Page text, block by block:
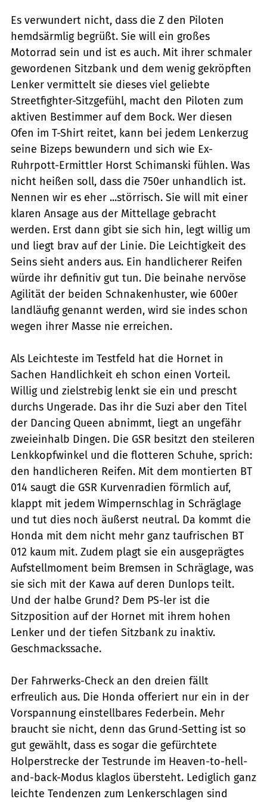
Es verwundert nicht, dass die Z den Piloten
hemdsärmlig begrüßt. Sie will ein großes
Motorrad sein und ist es auch. Mit ihrer schmaler
gewordenen Sitzbank und dem wenig gekröpften
Lenker vermittelt sie dieses viel geliebte
Streetfighter-Sitzgefühl, macht den Piloten zum
aktiven Bestimmer auf dem Bock. Wer diesen
Ofen im T-Shirt reitet, kann bei jedem Lenkerzug
seine Bizeps bewundern und sich wie Ex-
Ruhrpott-Ermittler Horst Schimanski fühlen. Was
nicht heißen soll, dass die 750er unhandlich ist.
Nennen wir es eher ...störrisch. Sie will mit einer
klaren Ansage aus der Mittellage gebracht
werden. Erst dann gibt sie sich hin, legt willig um
und liegt brav auf der Linie. Die Leichtigkeit des
Seins sieht anders aus. Ein handlicherer Reifen
würde ihr definitiv gut tun. Die beinahe nervöse
Agilität der beiden Schnakenhuster, wie 600er
landläufig genannt werden, wird sie indes schon
wegen ihrer Masse nie erreichen.
Als Leichteste im Testfeld hat die Hornet in
Sachen Handlichkeit eh schon einen Vorteil.
Willig und zielstrebig lenkt sie ein und prescht
durchs Ungerade. Das ihr die Suzi aber den Titel
der Dancing Queen abnimmt, liegt an ungefähr
zweieinhalb Dingen. Die GSR besitzt den steileren
Lenkkopfwinkel und die flotteren Schuhe, sprich:
den handlicheren Reifen. Mit dem montierten BT
014 saugt die GSR Kurvenradien förmlich auf,
klappt mit jedem Wimpernschlag in Schräglage
und tut dies noch äußerst neutral. Da kommt die
Honda mit dem nicht mehr ganz taufrischen BT
012 kaum mit. Zudem plagt sie ein ausgeprägtes
Aufstellmoment beim Bremsen in Schräglage, was
sie sich mit der Kawa auf deren Dunlops teilt.
Und der halbe Grund? Dem PS-ler ist die
Sitzposition auf der Hornet mit ihrem hohen
Lenker und der tiefen Sitzbank zu inaktiv.
Geschmackssache.
Der Fahrwerks-Check an den dreien fällt
erfreulich aus. Die Honda offeriert nur ein in der
Vorspannung einstellbares Federbein. Mehr
braucht sie nicht, denn das Grund-Setting ist so
gut gewählt, dass es sogar die gefürchtete
Holperstrecke der Testrunde im Heaven-to-hell-
and-back-Modus klaglos übersteht. Lediglich ganz
leichte Tendenzen zum Lenkerschlagen sind